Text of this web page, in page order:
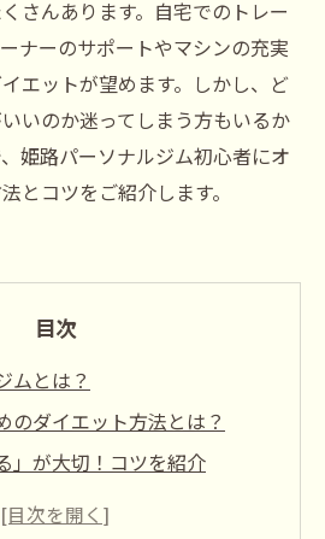
さんあります。自宅でのトレー
ナーのサポートやマシンの充実
エットが望めます。しかし、ど
いのか迷ってしまう方もいるか
姫路パーソナルジム初心者にオ
とコツをご紹介します。
目次
ムとは？
のダイエット方法とは？
」が大切！コツを紹介
？